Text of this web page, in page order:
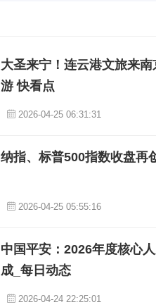
大圣来宁！连云港文旅来
游 快看点
2026-04-25 06:31:31
纳指、标普500指数收盘再
2026-04-25 05:55:16
中国平安：2026年度核心
成_每日动态
2026-04-24 22:25:01